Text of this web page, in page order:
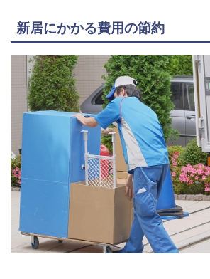
新居にかかる費用の節約